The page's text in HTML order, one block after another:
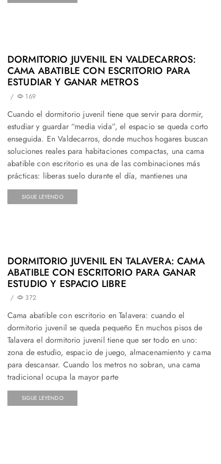
DORMITORIO JUVENIL EN VALDECARROS:
CAMA ABATIBLE CON ESCRITORIO PARA
ESTUDIAR Y GANAR METROS
/ 169
Cuando el dormitorio juvenil tiene que servir para dormir,
estudiar y guardar “media vida”, el espacio se queda corto
enseguida. En Valdecarros, donde muchos hogares buscan
soluciones reales para habitaciones compactas, una cama
abatible con escritorio es una de las combinaciones más
prácticas: liberas suelo durante el día, mantienes una
SIGUE LEYENDO
DORMITORIO JUVENIL EN TALAVERA: CAMA
ABATIBLE CON ESCRITORIO PARA GANAR
ESTUDIO Y ESPACIO LIBRE
/ 372
Cama abatible con escritorio en Talavera: cuando el
dormitorio juvenil se queda pequeño En muchos pisos de
Talavera el dormitorio juvenil tiene que ser todo en uno:
zona de estudio, espacio de juego, almacenamiento y cama
para descansar. Cuando los metros no sobran, una cama
tradicional ocupa la mayor parte
SIGUE LEYENDO